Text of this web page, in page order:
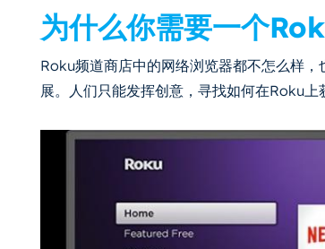
为什么你需要一个
Roku频道商店中的网络浏览器都不怎么样
展。人们只能发挥创意，寻找如何在Roku上